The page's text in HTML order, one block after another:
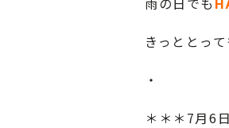
きっととっ
・
＊＊＊7月6